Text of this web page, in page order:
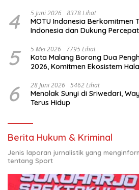
4 5 Juni 2026 8378 Lihat
MOTU Indonesia Berkomitmen
Indonesia dan Dukung
5 5 Mei 2026 7795 Lihat
Kota Malang Borong Dua
2026, Komitmen Ekosistem
6 28 Juni 2026 5462 Lihat
Menolak Sunyi di Sriwedari,
Terus Hidup
Berita Hukum & Kriminal
Jenis laporan jurnalistik yang
tentang Sport